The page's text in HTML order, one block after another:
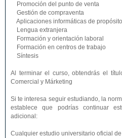
Promoción del punto de venta
Gestión de compraventa
Aplicaciones informáticas de
Lengua extranjera
Formación y orientación laboral
Formación en centros de trabajo
Síntesis
Al terminar el curso, obtendrás el
Comercial y Márketing
Si te interesa seguir estudiando, la
establece que podrías continuar
adicional:
Cualquier estudio universitario oficial